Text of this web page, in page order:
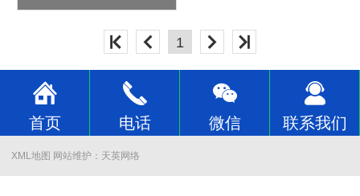
1
首页 电话 微信 联系我们
XML地图 网站维护： 天英网络